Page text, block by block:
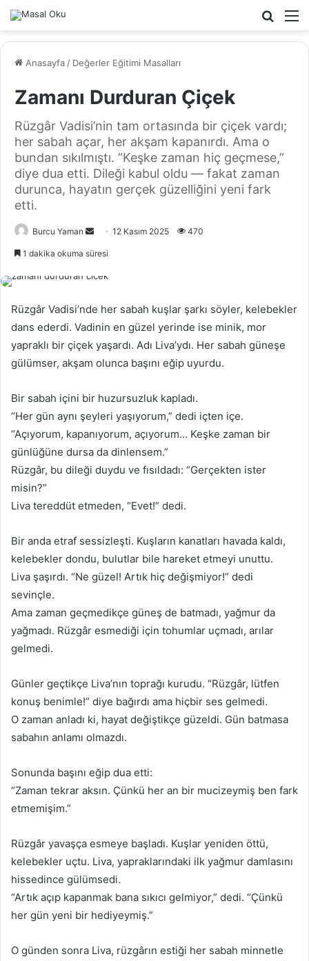
Arama
yap
Anasayfa / Değerler Eğitimi Masalları
Zamanı Durduran Çiçek
Rüzgâr Vadisi’nin tam ortasında bir çiçek vardı;
her sabah açar, her akşam kapanırdı. Ama o
bundan sıkılmıştı. “Keşke zaman hiç geçmese,”
diye dua etti. Dileği kabul oldu — fakat zaman
durunca, hayatın gerçek güzelliğini yeni fark
etti.
Burcu Yaman
Bir
göndermek
12 Kasım 2025 470
1 dakika okuma süresi
Rüzgâr Vadisi’nde her sabah kuşlar şarkı söyler, kelebekler
dans ederdi. Vadinin en güzel yerinde ise minik, mor
yapraklı bir çiçek yaşardı. Adı Liva’ydı. Her sabah güneşe
gülümser, akşam olunca başını eğip uyurdu.
Bir sabah içini bir huzursuzluk kapladı.
“Her gün aynı şeyleri yaşıyorum,” dedi içten içe.
“Açıyorum, kapanıyorum, açıyorum… Keşke zaman bir
günlüğüne dursa da dinlensem.”
Rüzgâr, bu dileği duydu ve fısıldadı: “Gerçekten ister
misin?”
Liva tereddüt etmeden, “Evet!” dedi.
Bir anda etraf sessizleşti. Kuşların kanatları havada kaldı,
kelebekler dondu, bulutlar bile hareket etmeyi unuttu.
Liva şaşırdı. “Ne güzel! Artık hiç değişmiyor!” dedi
sevinçle.
Ama zaman geçmedikçe güneş de batmadı, yağmur da
yağmadı. Rüzgâr esmediği için tohumlar uçmadı, arılar
gelmedi.
Günler geçtikçe Liva’nın toprağı kurudu. “Rüzgâr, lütfen
konuş benimle!” diye bağırdı ama hiçbir ses gelmedi.
O zaman anladı ki, hayat değiştikçe güzeldi. Gün batmasa
sabahın anlamı olmazdı.
Sonunda başını eğip dua etti:
“Zaman tekrar aksın. Çünkü her an bir mucizeymiş ben fark
etmemişim.”
Rüzgâr yavaşça esmeye başladı. Kuşlar yeniden öttü,
kelebekler uçtu. Liva, yapraklarındaki ilk yağmur damlasını
hissedince gülümsedi.
“Artık açıp kapanmak bana sıkıcı gelmiyor,” dedi. “Çünkü
her gün yeni bir hediyeymiş.”
O günden sonra Liva, rüzgârın estiği her sabah minnetle